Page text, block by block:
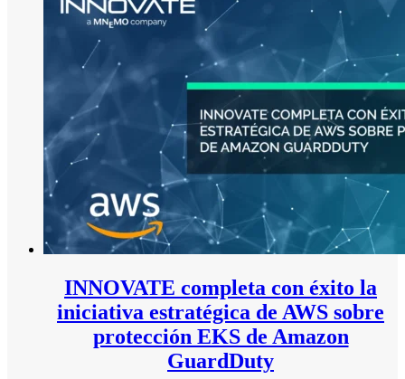
INNOVATE completa con éxito la
iniciativa estratégica de AWS sobre
protección EKS de Amazon
GuardDuty